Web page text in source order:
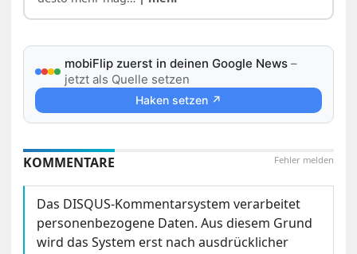
mobiFlip zuerst in deinen Google News –
jetzt als Quelle setzen
Haken setzen ↗
Fehler melden
KOMMENTARE
Das DISQUS-Kommentarsystem verarbeitet
personenbezogene Daten. Aus diesem Grund
wird das System erst nach ausdrücklicher